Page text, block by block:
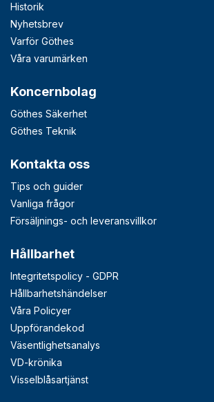
Historik
Nyhetsbrev
Varför Göthes
Våra varumärken
Koncernbolag
Göthes Säkerhet
Göthes Teknik
Kontakta oss
Tips och guider
Vanliga frågor
Försäljnings- och leveransvillkor
Hållbarhet
Integritetspolicy - GDPR
Hållbarhetshändelser
Våra Policyer
Uppförandekod
Väsentlighetsanalys
VD-krönika
Visselblåsartjänst